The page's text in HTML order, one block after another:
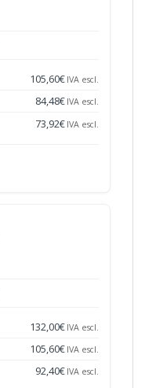
105,60€ IVA escl.
84,48€ IVA escl.
73,92€ IVA escl.
132,00€ IVA escl.
105,60€ IVA escl.
92,40€ IVA escl.